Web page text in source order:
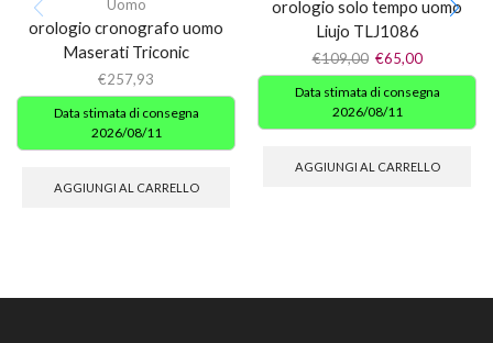
Uomo
orologio cronografo uomo
Maserati Triconic
€257,93
Data stimata di consegna
2026/08/11
AGGIUNGI AL CARRELLO
orologio solo tempo uomo
Liujo TLJ1086
€109,00 €65,00
Data stimata di consegna
2026/08/11
AGGIUNGI AL CARRELLO